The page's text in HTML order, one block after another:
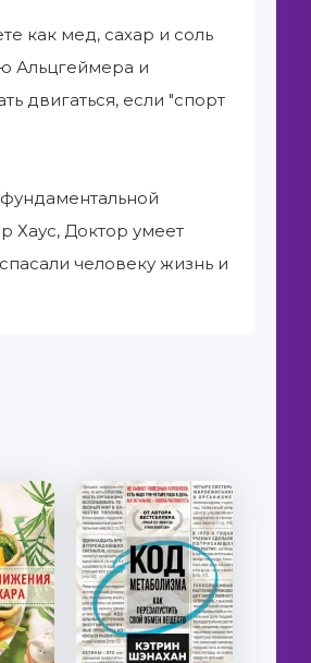
как мед, сахар и соль
Альцгеймера и
двигаться, если "спорт
Хаус, Доктор умеет
человеку жизнь и